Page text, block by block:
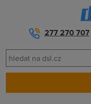
277 270 707